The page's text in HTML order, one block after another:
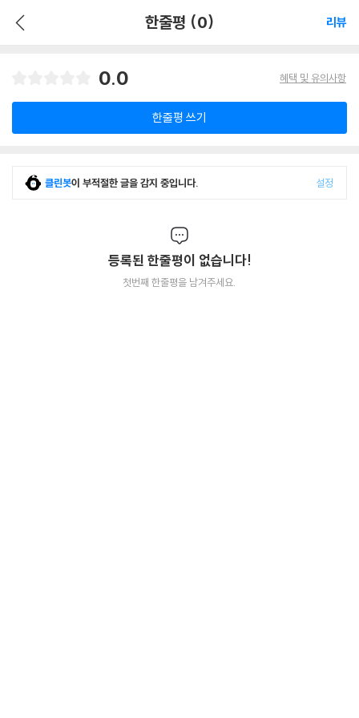
한줄평 (0) 리뷰
0.0 혜택 및 유의사항
한줄평 쓰기
클린봇이 부적절한 글을 감지 중입니다. 설정
등록된 한줄평이 없습니다!
첫번째 한줄평을 남겨주세요.